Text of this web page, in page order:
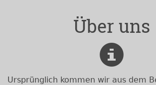
Über uns
Ursprünglich kommen wir aus dem